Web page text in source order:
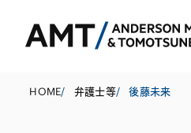
HOME/ 弁護士等/ 後藤未来